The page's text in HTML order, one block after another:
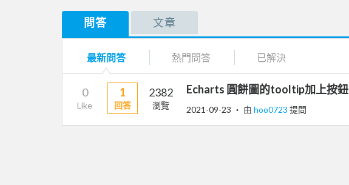
問答 文章
最新問答 熱門問答 已解決
0
Like
1
回答
2382
瀏覽
Echarts 圓餅圖的tooltip加上按鈕
2021-09-23 ‧ 由 hoo0723 提問